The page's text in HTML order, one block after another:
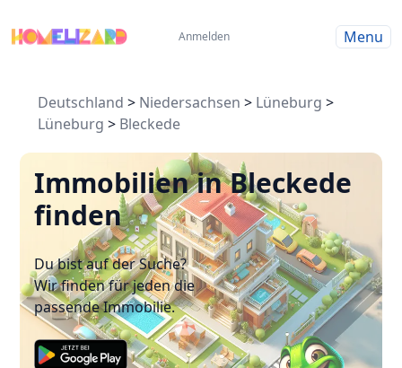
Anmelden Menu
Deutschland > Niedersachsen > Lüneburg >
Lüneburg > Bleckede
Immobilien in Bleckede
finden
Du bist auf der Suche?
Wir finden für jeden die
passende Immobilie.